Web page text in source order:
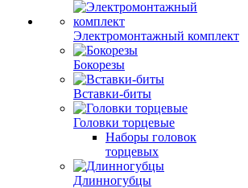
Электромонтажный комплект
Бокорезы
Вставки-биты
Головки торцевые
Наборы головок
торцевых
Длинногубцы